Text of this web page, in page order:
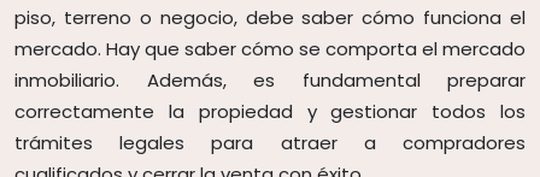
piso, terreno o negocio, debe saber cómo funciona el
mercado. Hay que saber cómo se comporta el mercado
inmobiliario. Además, es fundamental preparar
correctamente la propiedad y gestionar todos los
trámites legales para atraer a compradores